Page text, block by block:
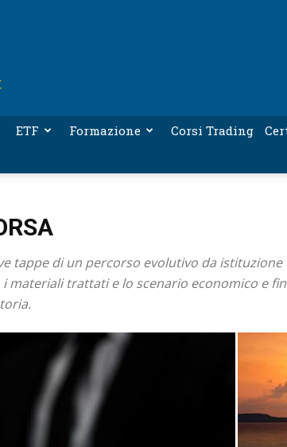
ETF Formazione Corsi Trading
tappe di un percorso evolutivo da
materiali trattati e lo scenario economico e